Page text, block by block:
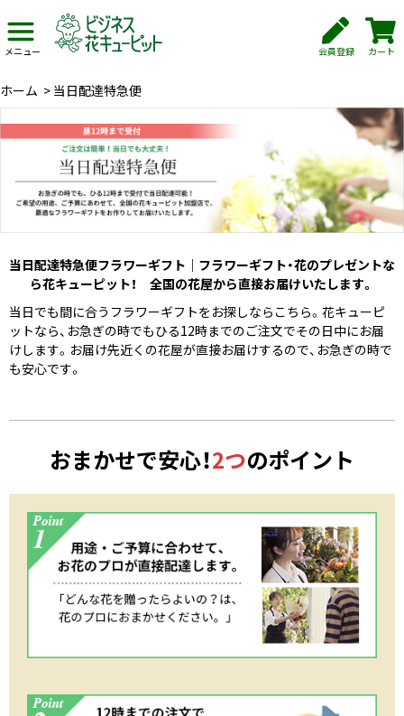
メニュー 会員登録 カート
ホーム > 当日配達特急便
当日配達特急便フラワーギフト｜フラワーギフト・花のプレゼントな
ら花キューピット！ 全国の花屋から直接お届けいたします。
当日でも間に合うフラワーギフトをお探しならこちら。花キューピ
ットなら、お急ぎの時でもひる12時までのご注文でその日中にお届
けします。お届け先近くの花屋が直接お届けするので、お急ぎの時で
も安心です。
おまかせで安心！2つのポイント